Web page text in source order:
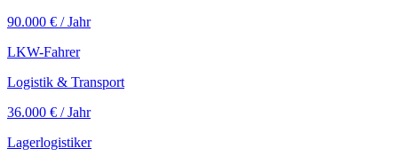
90.000 € / Jahr
LKW-Fahrer
Logistik & Transport
36.000 € / Jahr
Lagerlogistiker